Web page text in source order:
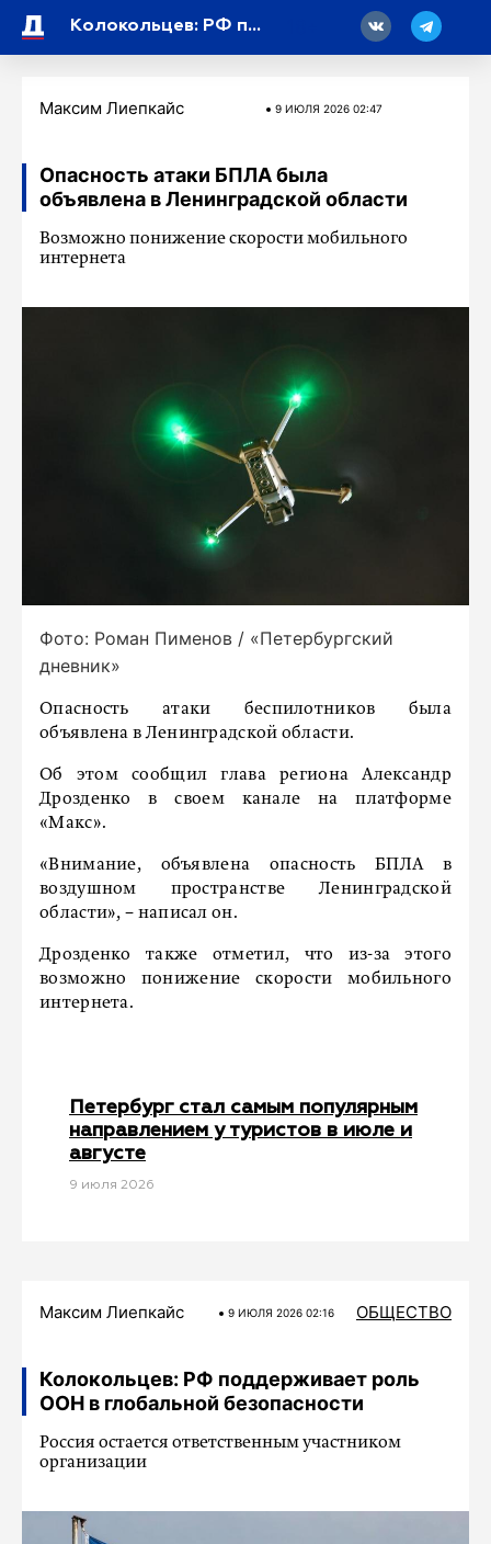
Колокольцев: РФ поддерживает роль ООН в глобальной безопасности
Максим Лиепкайс 9 ИЮЛЯ 2026 02:47
Опасность атаки БПЛА была
объявлена в Ленинградской области
Возможно понижение скорости мобильного
интернета
Фото: Роман Пименов / «Петербургский
дневник»
Опасность атаки беспилотников была
объявлена в Ленинградской области.
Об этом сообщил глава региона Александр
Дрозденко в своем канале на платформе
«Макс».
«Внимание, объявлена опасность БПЛА в
воздушном пространстве Ленинградской
области», − написал он.
Дрозденко также отметил, что из-за этого
возможно понижение скорости мобильного
интернета.
Петербург стал самым популярным
направлением у туристов в июле и
августе
9 июля 2026
Максим Лиепкайс 9 ИЮЛЯ 2026 02:16 ОБЩЕСТВО
Колокольцев: РФ поддерживает роль
ООН в глобальной безопасности
Россия остается ответственным участником
организации